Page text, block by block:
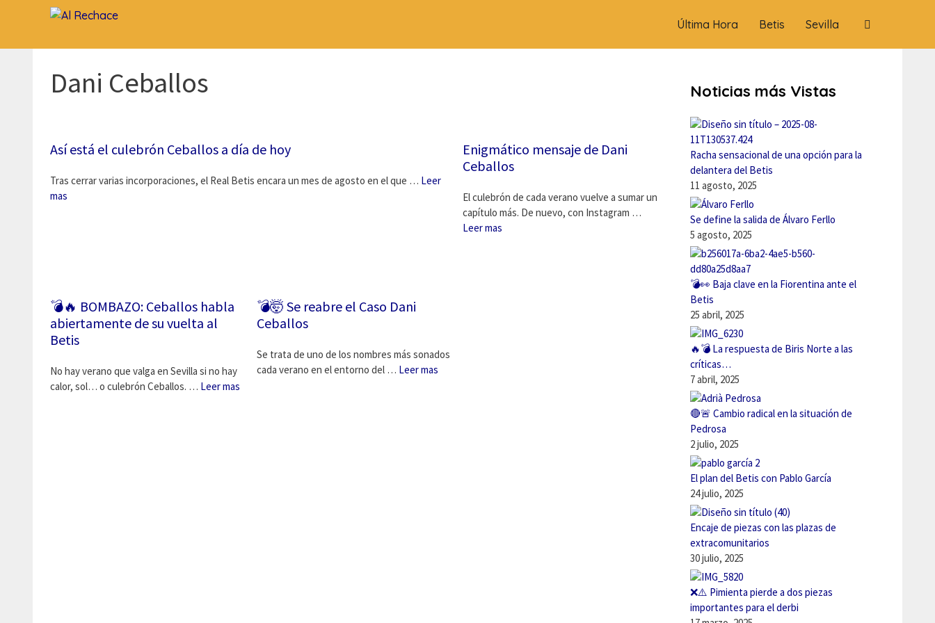
Última Hora Betis Sevilla
Dani Ceballos
Así está el culebrón Ceballos a día de hoy
Tras cerrar varias incorporaciones, el Real Betis encara un mes de agosto en el que … Leer
mas
Enigmático mensaje de Dani
Ceballos
El culebrón de cada verano vuelve a sumar un
capítulo más. De nuevo, con Instagram …
Leer mas
💣🔥 BOMBAZO: Ceballos habla
abiertamente de su vuelta al
Betis
No hay verano que valga en Sevilla si no hay
calor, sol… o culebrón Ceballos. … Leer mas
💣🤯 Se reabre el Caso Dani
Ceballos
Se trata de uno de los nombres más sonados
cada verano en el entorno del … Leer mas
Noticias más Vistas
Racha sensacional de una opción para la
delantera del Betis
11 agosto, 2025
Se define la salida de Álvaro Ferllo
5 agosto, 2025
💣👀 Baja clave en la Fiorentina ante el
Betis
25 abril, 2025
🔥💣 La respuesta de Biris Norte a las
críticas…
7 abril, 2025
🔴🚨 Cambio radical en la situación de
Pedrosa
2 julio, 2025
El plan del Betis con Pablo García
24 julio, 2025
Encaje de piezas con las plazas de
extracomunitarios
30 julio, 2025
❌⚠️ Pimienta pierde a dos piezas
importantes para el derbi